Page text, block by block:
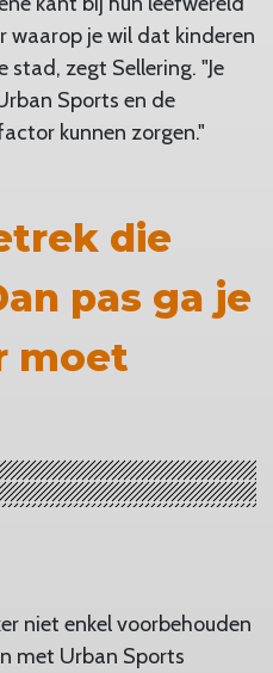
waarop je wil dat kinderen
zegt Sellering. "Je
Sports en de
kunnen zorgen."
die
pas ga je
moet
niet enkel voorbehouden
met Urban Sports